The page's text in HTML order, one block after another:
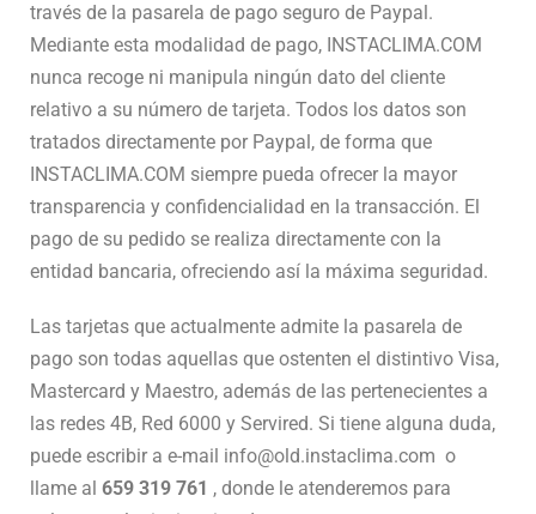
través de la pasarela de pago seguro de Paypal.
Mediante esta modalidad de pago, INSTACLIMA.COM
nunca recoge ni manipula ningún dato del cliente
relativo a su número de tarjeta. Todos los datos son
tratados directamente por Paypal, de forma que
INSTACLIMA.COM siempre pueda ofrecer la mayor
transparencia y confidencialidad en la transacción. El
pago de su pedido se realiza directamente con la
entidad bancaria, ofreciendo así la máxima seguridad.
Las tarjetas que actualmente admite la pasarela de
pago son todas aquellas que ostenten el distintivo Visa,
Mastercard y Maestro, además de las pertenecientes a
las redes 4B, Red 6000 y Servired. Si tiene alguna duda,
puede escribir a e-mail info@old.instaclima.com o
llame al 659 319 761 , donde le atenderemos para